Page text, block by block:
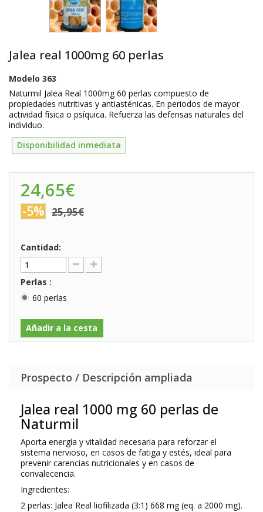
Jalea real 1000mg 60 perlas
Modelo 363
Naturmil Jalea Real 1000mg 60 perlas compuesto de
propiedades nutritivas y antiasténicas. En periodos de mayor
actividad física o psíquica. Refuerza las defensas naturales del
individuo.
Disponibilidad inmediata
24,65€
-5% 25,95€
Cantidad:
Perlas :
60 perlas
Añadir a la cesta
Prospecto / Descripción ampliada
Jalea real 1000 mg 60 perlas de
Naturmil
Aporta energía y vitalidad necesaria para reforzar el
sistema nervioso, en casos de fatiga y estés, ideal para
prevenir carencias nutricionales y en casos de
convalecencia.
Ingredientes:
2 perlas: Jalea Real liofilizada (3:1) 668 mg (eq. a 2000 mg).